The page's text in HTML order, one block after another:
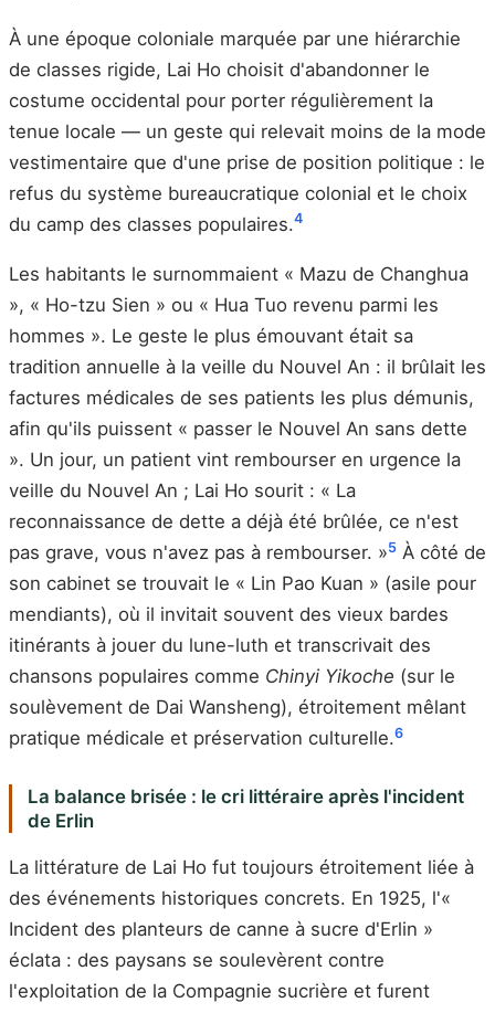
À une époque coloniale marquée par une hiérarchie
de classes rigide, Lai Ho choisit d'abandonner le
costume occidental pour porter régulièrement la
tenue locale — un geste qui relevait moins de la mode
vestimentaire que d'une prise de position politique : le
refus du système bureaucratique colonial et le choix
du camp des classes populaires.4
Les habitants le surnommaient « Mazu de Changhua
», « Ho-tzu Sien » ou « Hua Tuo revenu parmi les
hommes ». Le geste le plus émouvant était sa
tradition annuelle à la veille du Nouvel An : il brûlait les
factures médicales de ses patients les plus démunis,
afin qu'ils puissent « passer le Nouvel An sans dette
». Un jour, un patient vint rembourser en urgence la
veille du Nouvel An ; Lai Ho sourit : « La
reconnaissance de dette a déjà été brûlée, ce n'est
pas grave, vous n'avez pas à rembourser. »5 À côté de
son cabinet se trouvait le « Lin Pao Kuan » (asile pour
mendiants), où il invitait souvent des vieux bardes
itinérants à jouer du lune-luth et transcrivait des
chansons populaires comme Chinyi Yikoche (sur le
soulèvement de Dai Wansheng), étroitement mêlant
pratique médicale et préservation culturelle.6
La balance brisée : le cri littéraire après l'incident
de Erlin
La littérature de Lai Ho fut toujours étroitement liée à
des événements historiques concrets. En 1925, l'«
Incident des planteurs de canne à sucre d'Erlin »
éclata : des paysans se soulevèrent contre
l'exploitation de la Compagnie sucrière et furent